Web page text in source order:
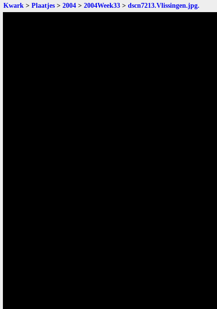
Kwark > Plaatjes > 2004 > 2004Week33 > dscn7213.Vlissingen.jpg.